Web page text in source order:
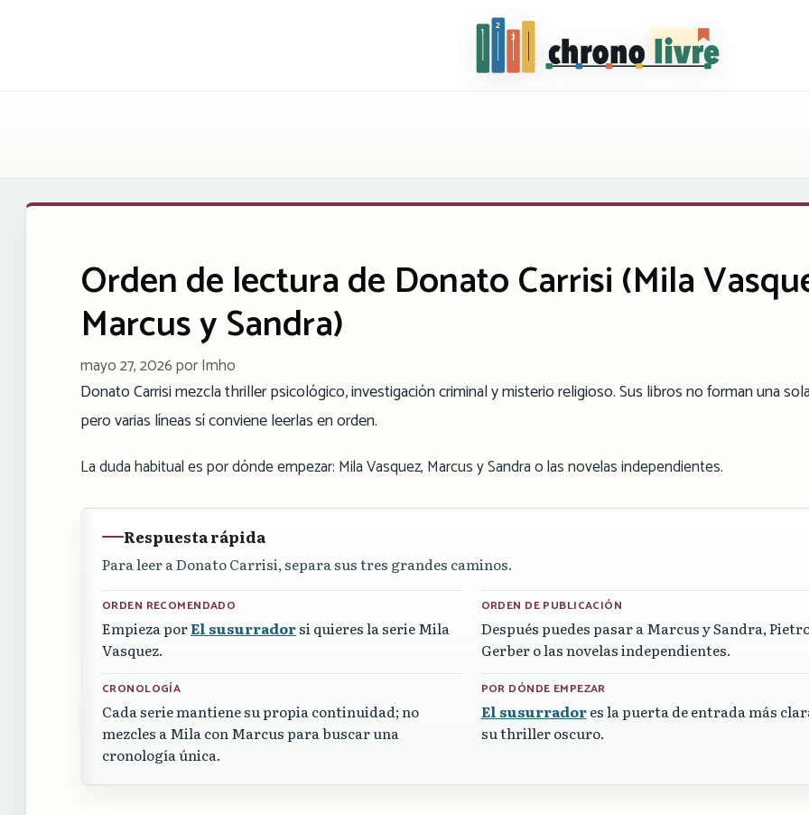
Chronolivre
Orden de lectura de Donato Carrisi (Mila
Marcus y Sandra)
mayo 27, 2026porImho
Donato Carrisi mezcla thriller psicológico, investigación criminal y misterio religioso. Sus libros no forman una
pero varias líneas sí conviene leerlas en orden.
La duda habitual es por dónde empezar: Mila Vasquez, Marcus y Sandra o las novelas independientes.
Respuesta rápida
Para leer a Donato Carrisi, separa sus tres grandes caminos.
ORDEN RECOMENDADO
Empieza porEl susurradorsi quieres la serie Mila
Vasquez.
ORDEN DE PUBLICACIÓN
Después puedes pasar a Marcus y Sandra,
Gerber o las novelas independientes.
CRONOLOGÍA
Cada serie mantiene su propia continuidad; no
mezcles a Mila con Marcus para buscar una
cronología única.
POR DÓNDE EMPEZAR
El susurradores la puerta de entrada más
su thriller oscuro.